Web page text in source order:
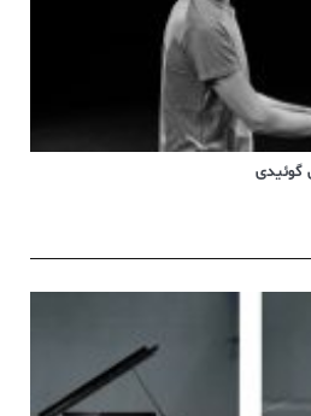
گوئیدی